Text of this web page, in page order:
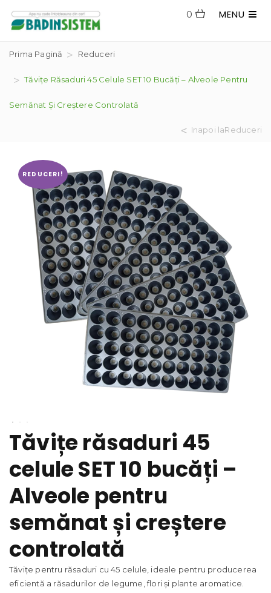
MENU
0
Prima Pagină Reduceri
Tăvițe Răsaduri 45 Celule SET 10 Bucăți – Alveole Pentru
Semănat Și Creștere Controlată
Inapoi laReduceri
REDUCERI!
Tăvițe răsaduri 45
celule SET 10 bucăți –
Alveole pentru
semănat și creștere
controlată
Tăvițe pentru răsaduri cu 45 celule, ideale pentru producerea
eficientă a răsadurilor de legume, flori și plante aromatice.